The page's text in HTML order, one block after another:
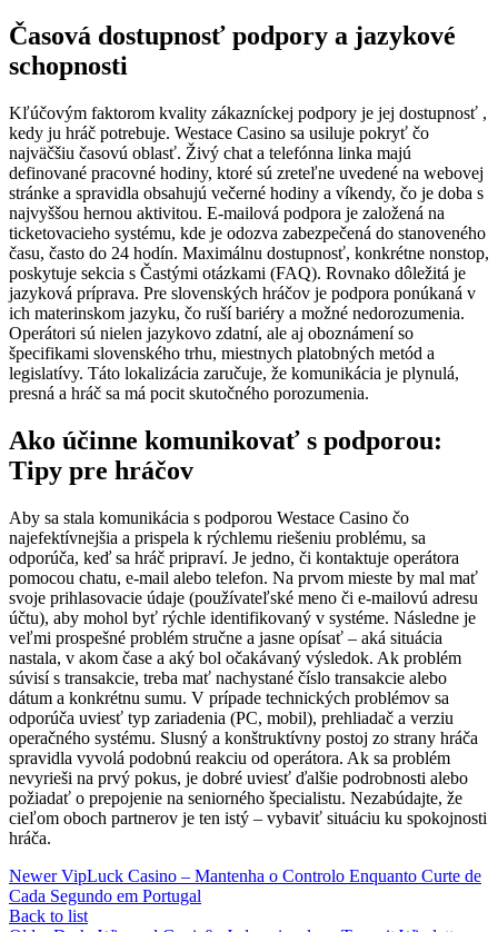
Časová dostupnosť podpory a jazykové
schopnosti
Kľúčovým faktorom kvality zákazníckej podpory je jej dostupnosť ,
kedy ju hráč potrebuje. Westace Casino sa usiluje pokryť čo
najväčšiu časovú oblasť. Živý chat a telefónna linka majú
definované pracovné hodiny, ktoré sú zreteľne uvedené na webovej
stránke a spravidla obsahujú večerné hodiny a víkendy, čo je doba s
najvyššou hernou aktivitou. E-mailová podpora je založená na
ticketovacieho systému, kde je odozva zabezpečená do stanoveného
času, často do 24 hodín. Maximálnu dostupnosť, konkrétne nonstop,
poskytuje sekcia s Častými otázkami (FAQ). Rovnako dôležitá je
jazyková príprava. Pre slovenských hráčov je podpora ponúkaná v
ich materinskom jazyku, čo ruší bariéry a možné nedorozumenia.
Operátori sú nielen jazykovo zdatní, ale aj oboznámení so
špecifikami slovenského trhu, miestnych platobných metód a
legislatívy. Táto lokalizácia zaručuje, že komunikácia je plynulá,
presná a hráč sa má pocit skutočného porozumenia.
Ako účinne komunikovať s podporou:
Tipy pre hráčov
Aby sa stala komunikácia s podporou Westace Casino čo
najefektívnejšia a prispela k rýchlemu riešeniu problému, sa
odporúča, keď sa hráč pripraví. Je jedno, či kontaktuje operátora
pomocou chatu, e-mail alebo telefon. Na prvom mieste by mal mať
svoje prihlasovacie údaje (používateľské meno či e-mailovú adresu
účtu), aby mohol byť rýchle identifikovaný v systéme. Následne je
veľmi prospešné problém stručne a jasne opísať – aká situácia
nastala, v akom čase a aký bol očakávaný výsledok. Ak problém
súvisí s transakcie, treba mať nachystané číslo transakcie alebo
dátum a konkrétnu sumu. V prípade technických problémov sa
odporúča uviesť typ zariadenia (PC, mobil), prehliadač a verziu
operačného systému. Slusný a konštruktívny postoj zo strany hráča
spravidla vyvolá podobnú reakciu od operátora. Ak sa problém
nevyrieši na prvý pokus, je dobré uviesť ďalšie podrobnosti alebo
požiadať o prepojenie na seniorného špecialistu. Nezabúdajte, že
cieľom oboch partnerov je ten istý – vybaviť situáciu ku spokojnosti
hráča.
Newer VipLuck Casino – Mantenha o Controlo Enquanto Curte de
Cada Segundo em Portugal
Back to list